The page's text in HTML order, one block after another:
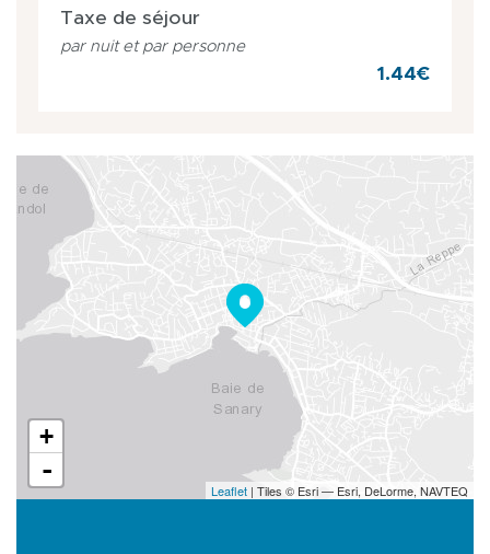
Taxe de séjour
par nuit et par personne
1.44€
+
-
Leaflet | Tiles © Esri — Esri, DeLorme, NAVTEQ